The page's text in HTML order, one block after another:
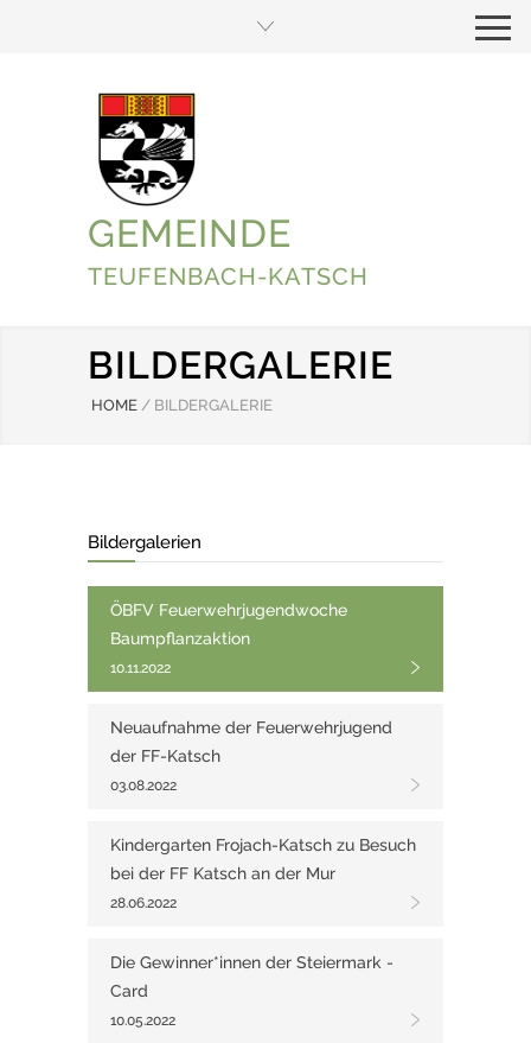
GEMEINDE
TEUFENBACH-KATSCH
BILDERGALERIE
HOME / BILDERGALERIE
Bildergalerien
ÖBFV Feuerwehrjugendwoche
Baumpflanzaktion
10.11.2022
Neuaufnahme der Feuerwehrjugend
der FF-Katsch
03.08.2022
Kindergarten Frojach-Katsch zu Besuch
bei der FF Katsch an der Mur
28.06.2022
Die Gewinner*innen der Steiermark -
Card
10.05.2022